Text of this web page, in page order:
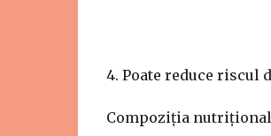
4. Poate reduce riscul
Compoziția